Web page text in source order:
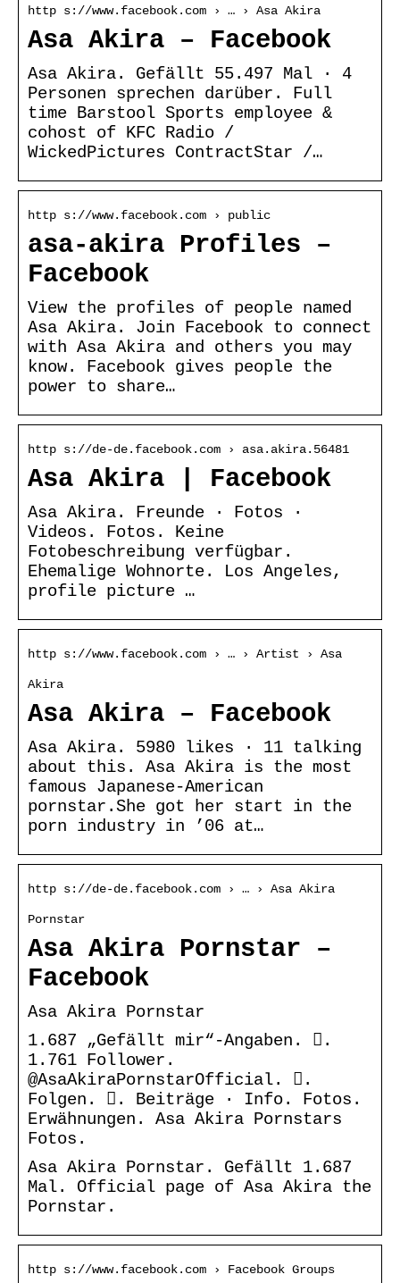
http s://www.facebook.com › … › Asa Akira
Asa Akira – Facebook
Asa Akira. Gefällt 55.497 Mal · 4
Personen sprechen darüber. Full
time Barstool Sports employee &
cohost of KFC Radio /
WickedPictures ContractStar /…
http s://www.facebook.com › public
asa-akira Profiles –
Facebook
View the profiles of people named
Asa Akira. Join Facebook to connect
with Asa Akira and others you may
know. Facebook gives people the
power to share…
http s://de-de.facebook.com › asa.akira.56481
Asa Akira | Facebook
Asa Akira. Freunde · Fotos ·
Videos. Fotos. Keine
Fotobeschreibung verfügbar.
Ehemalige Wohnorte. Los Angeles,
profile picture …
http s://www.facebook.com › … › Artist › Asa
Akira
Asa Akira – Facebook
Asa Akira. 5980 likes · 11 talking
about this. Asa Akira is the most
famous Japanese-American
pornstar.She got her start in the
porn industry in ’06 at…
http s://de-de.facebook.com › … › Asa Akira
Pornstar
Asa Akira Pornstar –
Facebook
Asa Akira Pornstar
1.687 „Gefällt mir“-Angaben. 󱞋.
1.761 Follower.
@AsaAkiraPornstarOfficial. 󱙶.
Folgen. 󰟝. Beiträge · Info. Fotos.
Erwähnungen. Asa Akira Pornstars
Fotos.
Asa Akira Pornstar. Gefällt 1.687
Mal. Official page of Asa Akira the
Pornstar.
http s://www.facebook.com › Facebook Groups